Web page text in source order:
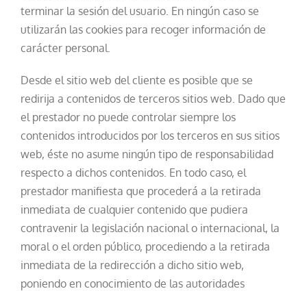
terminar la sesión del usuario. En ningún caso se
utilizarán las cookies para recoger información de
carácter personal.
Desde el sitio web del cliente es posible que se
redirija a contenidos de terceros sitios web. Dado que
el prestador no puede controlar siempre los
contenidos introducidos por los terceros en sus sitios
web, éste no asume ningún tipo de responsabilidad
respecto a dichos contenidos. En todo caso, el
prestador manifiesta que procederá a la retirada
inmediata de cualquier contenido que pudiera
contravenir la legislación nacional o internacional, la
moral o el orden público, procediendo a la retirada
inmediata de la redirección a dicho sitio web,
poniendo en conocimiento de las autoridades